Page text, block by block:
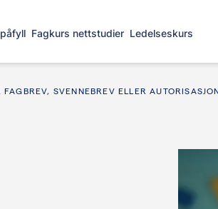
Fagkurs nettstudier Ledelseskurs
SVENNEBREV ELLER